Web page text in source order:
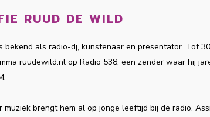
RUUD DE WILD
bekend als radio-dj, kunstenaar en presentator. Tot
ruudewild.nl op Radio 538, een zender waar hij
muziek brengt hem al op jonge leeftijd bij de radio.